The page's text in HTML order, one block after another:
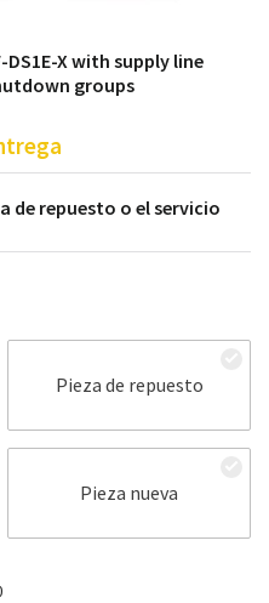
X with supply line
groups
de repuesto o el servicio
Pieza de repuesto
Pieza nueva